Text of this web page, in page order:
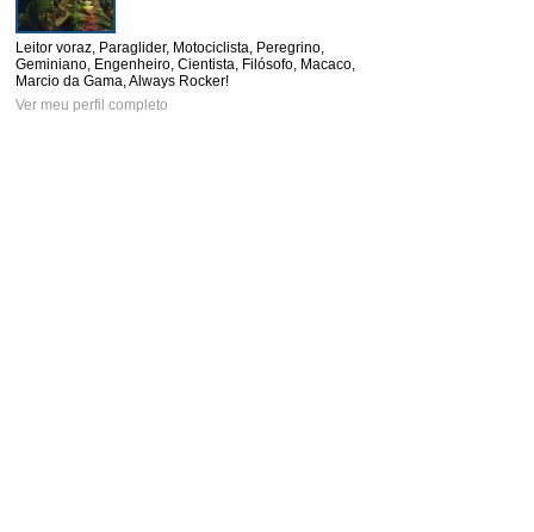
Leitor voraz, Paraglider, Motociclista, Peregrino,
Geminiano, Engenheiro, Cientista, Filósofo, Macaco,
Marcio da Gama, Always Rocker!
Ver meu perfil completo